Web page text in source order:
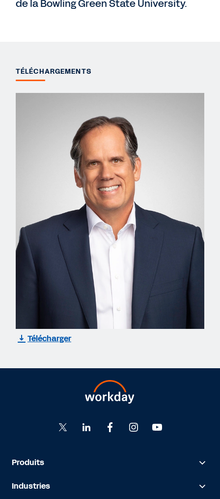
de la Bowling Green State University.
TÉLÉCHARGEMENTS
Télécharger
Produits
Industries